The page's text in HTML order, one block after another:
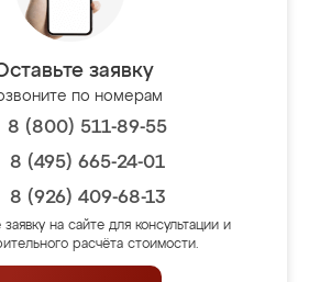
заявку
по номерам
8 (800) 511-89-55
8 (495) 665-24-01
8 (926) 409-68-13
заявку на сайте для консультации и
расчёта стоимости.